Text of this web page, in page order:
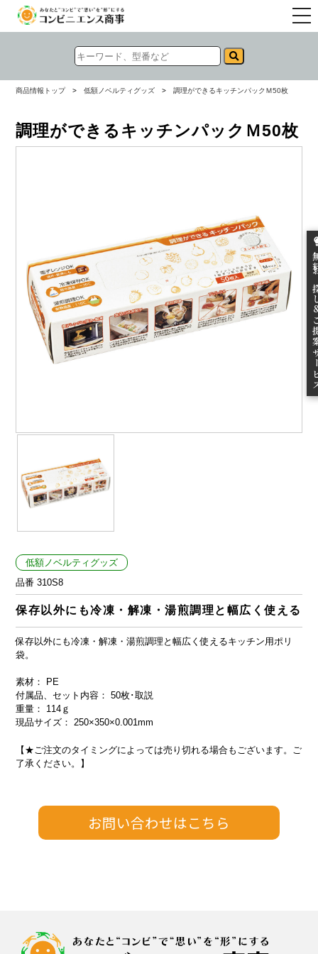
無
ご
商品情報トップ > 低額ノベルティグッズ > 調理ができるキッチンパックＭ50枚
調理ができるキッチンパックＭ50枚
低額ノベルティグッズ
品番 310S8
保存以外にも冷凍・解凍・湯煎調理と幅広く使える
保存以外にも冷凍・解凍・湯煎調理と幅広く使えるキッチン用ポリ
袋。
素材： PE
付属品、セット内容： 50枚･取説
重量： 114ｇ
現品サイズ： 250×350×0.001mm
【★ご注文のタイミングによっては売り切れる場合もございます。ご
了承ください。】